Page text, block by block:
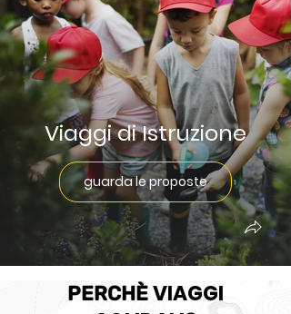
Viaggi di Istruzione
guarda le proposte
PERCHÈVIAGGI